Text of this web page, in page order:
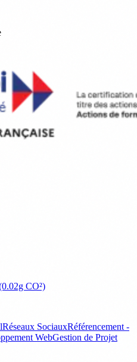
CO²)
Réseaux SociauxRéférencement -
WebGestion de Projet